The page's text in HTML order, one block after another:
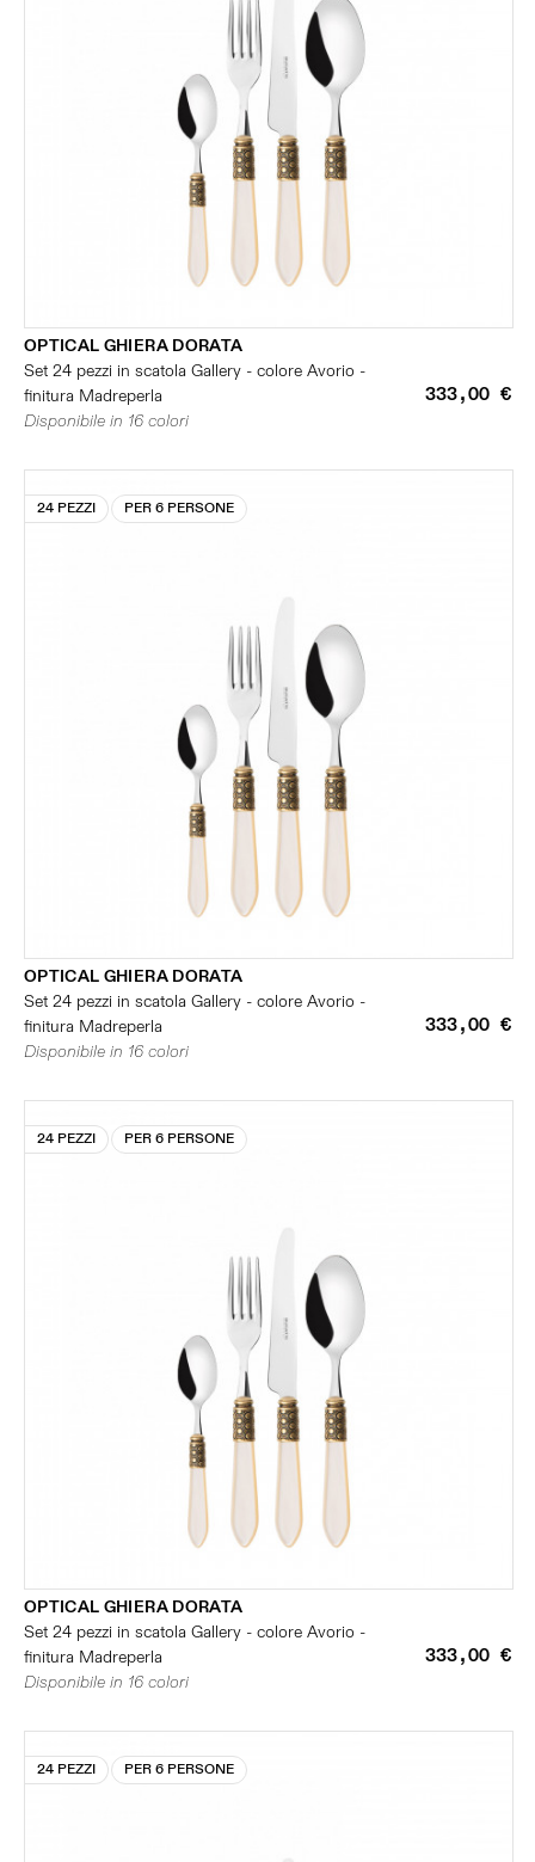
OPTICAL GHIERA DORATA
Set 24 pezzi in scatola Gallery - colore Avorio -
finitura Madreperla
333,00 €
Disponibile in 16 colori
24 PEZZI PER 6 PERSONE
OPTICAL GHIERA DORATA
Set 24 pezzi in scatola Gallery - colore Avorio -
finitura Madreperla
333,00 €
Disponibile in 16 colori
24 PEZZI PER 6 PERSONE
OPTICAL GHIERA DORATA
Set 24 pezzi in scatola Gallery - colore Avorio -
finitura Madreperla
333,00 €
Disponibile in 16 colori
24 PEZZI PER 6 PERSONE